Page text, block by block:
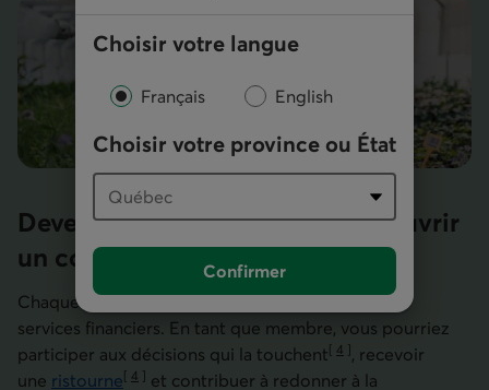
Choisir votre langue
Français English
Choisir votre province ou État
Confirmer
Devenir membre, c’est plus qu’ouvrir
un compte
Chaque caisse Desjardins est une coopérative de
services financiers. En tant que membre, vous pourriez
participer aux décisions qui la touchent[ 4 ]
Aller à la note
, recevoir
une ristourne[ 4 ]
Aller à la note
et contribuer à redonner à la